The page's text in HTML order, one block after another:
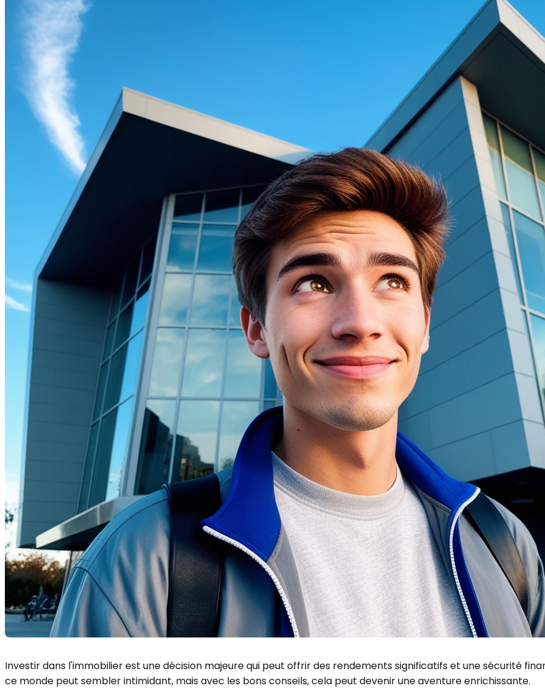
Investir dans l'immobilier est une décision majeure qui peut offrir des rendements significatifs et une sécurité
ce monde peut sembler intimidant, mais avec les bons conseils, cela peut devenir une aventure enrichissante.